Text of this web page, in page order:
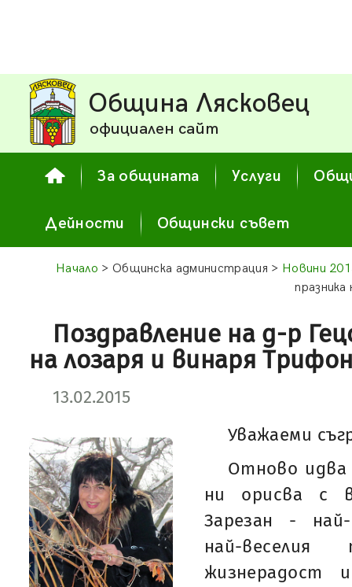
Община Лясковец
официален сайт
За общината Услуги
Дейности Общински съвет
Начало > Общинска администрация > Новини
Поздравление на д-р
на лозаря и винаря
13.02.2015
Уважаеми
Отново идва
ни орисва с
Зарезан -
най-
жизнерадост